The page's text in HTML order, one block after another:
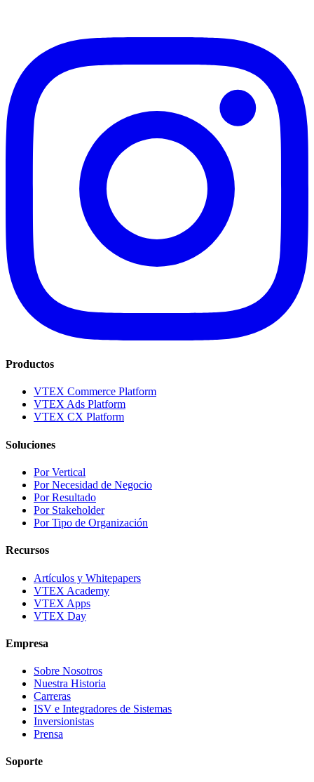
Productos
VTEX Commerce Platform
VTEX Ads Platform
VTEX CX Platform
Soluciones
Por Vertical
Por Necesidad de Negocio
Por Resultado
Por Stakeholder
Por Tipo de Organización
Recursos
Artículos y Whitepapers
VTEX Academy
VTEX Apps
VTEX Day
Empresa
Sobre Nosotros
Nuestra Historia
Carreras
ISV e Integradores de Sistemas
Inversionistas
Prensa
Soporte